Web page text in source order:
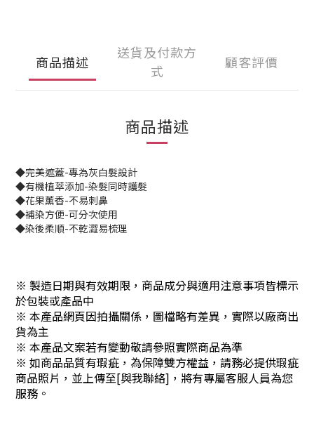
商品描述
送貨及付款方
式
顧客評價
商品描述
◆完美遮蓋-專為灰白髮設計
◆有機植萃添加-染髮同時護髮
◆花果薰香-不易刺鼻
◆補染方便-可分次使用
◆染後柔順-不乾澀易梳理
※ 製造日期與有效期限，商品成分與適用注意事項皆標示
於包裝或產品中
※ 本產品網頁因拍攝關係，圖檔略有差異，實際以廠商出
貨為主
※ 本產品文案若有變動敬請參照實際商品為準
※ 如商品品質有瑕疵，為保障雙方權益，請務必提供瑕疵
商品照片，並上傳至[與我聯絡]，將有專屬客服人員為您
服務。